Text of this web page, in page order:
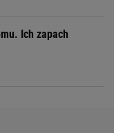
Ich zapach